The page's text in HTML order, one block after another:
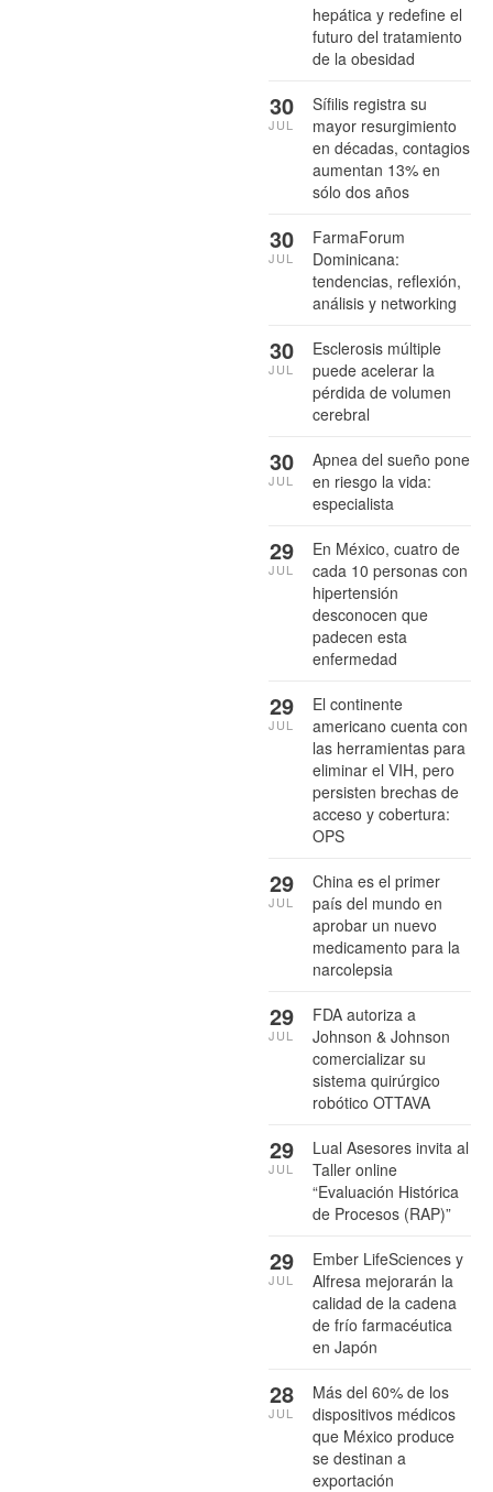
hepática y redefine el
futuro del tratamiento
de la obesidad
Sífilis registra su
mayor resurgimiento
en décadas, contagios
aumentan 13% en
sólo dos años
30
JUL
FarmaForum
Dominicana:
tendencias, reflexión,
análisis y networking
30
JUL
Esclerosis múltiple
puede acelerar la
pérdida de volumen
cerebral
30
JUL
Apnea del sueño pone
en riesgo la vida:
especialista
30
JUL
En México, cuatro de
cada 10 personas con
hipertensión
desconocen que
padecen esta
enfermedad
29
JUL
El continente
americano cuenta con
las herramientas para
eliminar el VIH, pero
persisten brechas de
acceso y cobertura:
OPS
29
JUL
China es el primer
país del mundo en
aprobar un nuevo
medicamento para la
narcolepsia
29
JUL
FDA autoriza a
Johnson & Johnson
comercializar su
sistema quirúrgico
robótico OTTAVA
29
JUL
Lual Asesores invita al
Taller online
“Evaluación Histórica
de Procesos (RAP)”
29
JUL
Ember LifeSciences y
Alfresa mejorarán la
calidad de la cadena
de frío farmacéutica
en Japón
29
JUL
Más del 60% de los
dispositivos médicos
que México produce
se destinan a
exportación
28
JUL